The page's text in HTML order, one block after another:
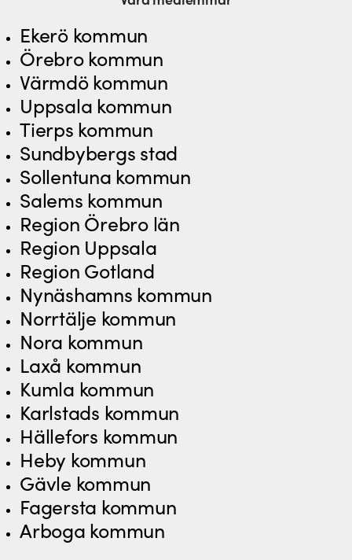
Ekerö kommun
Örebro kommun
Värmdö kommun
Uppsala kommun
Tierps kommun
Sundbybergs stad
Sollentuna kommun
Salems kommun
Region Örebro län
Region Uppsala
Region Gotland
Nynäshamns kommun
Norrtälje kommun
Nora kommun
Laxå kommun
Kumla kommun
Karlstads kommun
Hällefors kommun
Heby kommun
Gävle kommun
Fagersta kommun
Arboga kommun